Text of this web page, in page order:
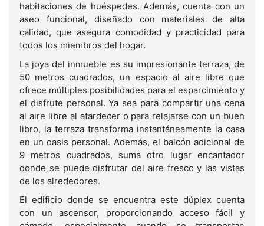
habitaciones de huéspedes. Además, cuenta con un
aseo funcional, diseñado con materiales de alta
calidad, que asegura comodidad y practicidad para
todos los miembros del hogar.
La joya del inmueble es su impresionante terraza, de
50 metros cuadrados, un espacio al aire libre que
ofrece múltiples posibilidades para el esparcimiento y
el disfrute personal. Ya sea para compartir una cena
al aire libre al atardecer o para relajarse con un buen
libro, la terraza transforma instantáneamente la casa
en un oasis personal. Además, el balcón adicional de
9 metros cuadrados, suma otro lugar encantador
donde se puede disfrutar del aire fresco y las vistas
de los alrededores.
El edificio donde se encuentra este dúplex cuenta
con un ascensor, proporcionando acceso fácil y